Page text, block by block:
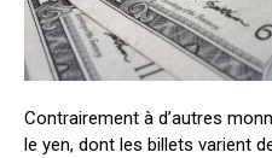
Contrairement à d’autres
le yen, dont les billets varient